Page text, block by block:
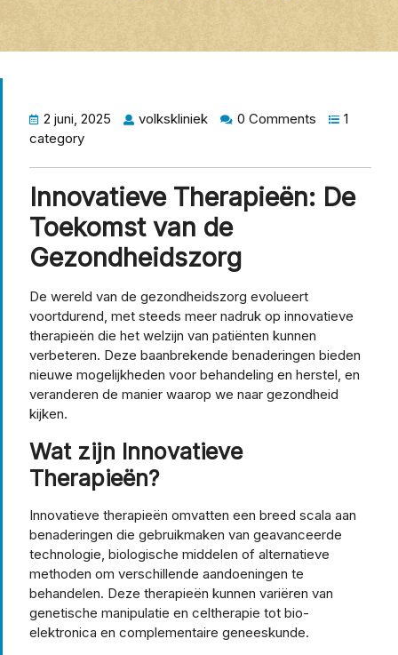
2 juni, 2025 volkskliniek 0 Comments
1
category
Innovatieve Therapieën: De
Toekomst van de
Gezondheidszorg
De wereld van de gezondheidszorg evolueert
voortdurend, met steeds meer nadruk op innovatieve
therapieën die het welzijn van patiënten kunnen
verbeteren. Deze baanbrekende benaderingen bieden
nieuwe mogelijkheden voor behandeling en herstel, en
veranderen de manier waarop we naar gezondheid
kijken.
Wat zijn Innovatieve
Therapieën?
Innovatieve therapieën omvatten een breed scala aan
benaderingen die gebruikmaken van geavanceerde
technologie, biologische middelen of alternatieve
methoden om verschillende aandoeningen te
behandelen. Deze therapieën kunnen variëren van
genetische manipulatie en celtherapie tot bio-
elektronica en complementaire geneeskunde.